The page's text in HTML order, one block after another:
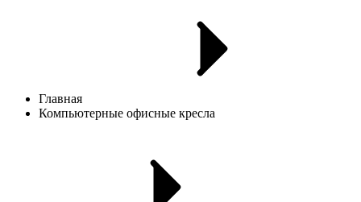
Главная
Компьютерные офисные кресла